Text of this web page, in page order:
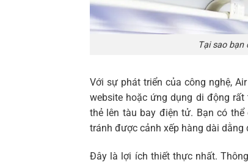
Tại sao bạn
Với sự phát triển của công nghệ,
website hoặc ứng dụng di động
thẻ lên tàu bay điện tử. Bạn có
tránh được cảnh xếp hàng dài
Đây là lợi ích thiết thực nhất.